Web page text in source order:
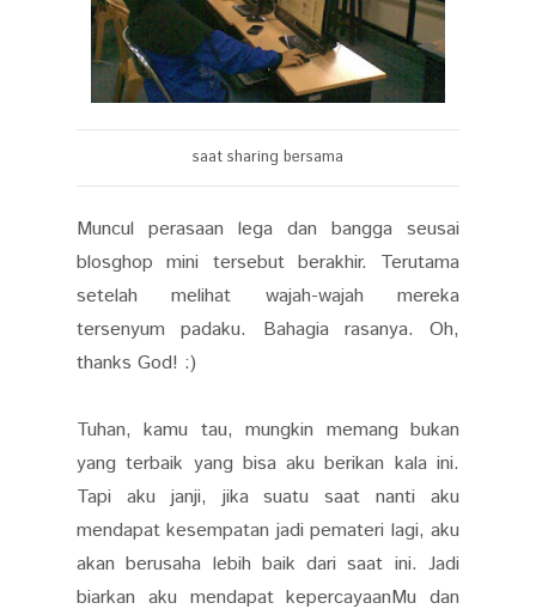
saat sharing bersama
Muncul perasaan lega dan bangga seusai
blosghop mini tersebut berakhir. Terutama
setelah melihat wajah-wajah mereka
tersenyum padaku. Bahagia rasanya. Oh,
thanks God! :)
Tuhan, kamu tau, mungkin memang bukan
yang terbaik yang bisa aku berikan kala ini.
Tapi aku janji, jika suatu saat nanti aku
mendapat kesempatan jadi pemateri lagi, aku
akan berusaha lebih baik dari saat ini. Jadi
biarkan aku mendapat kepercayaanMu dan